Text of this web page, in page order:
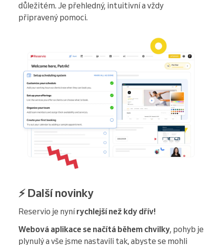
důležitém. Je přehledný, intuitivní a vždy
připravený pomoci.
⚡ Další novinky
Reservio je nynírychlejší než kdy dřív!
Webová aplikace se načítá během chvilky, pohyb je
plynulý a vše jsme nastavili tak, abyste se mohli